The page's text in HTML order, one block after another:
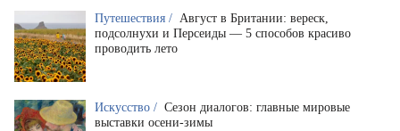
Путешествия / Август в Британии: вереск,
подсолнухи и Персеиды — 5 способов красиво
проводить лето
Искусство / Сезон диалогов: главные мировые
выставки осени-зимы